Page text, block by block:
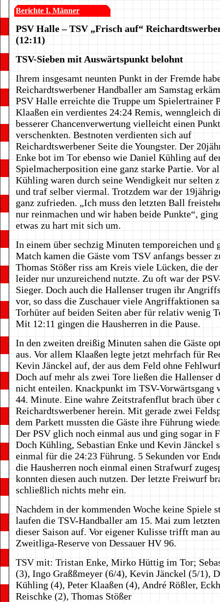
Berichte I. Männer
PSV Halle – TSV „Frisch auf“
(12:11)
TSV-Sieben mit Auswärtspunkt belohnt
Ihrem insgesamt neunten Punkt in der Fremde
Reichardtswerbener Handballer am Samstag
PSV Halle erreichte die Truppe um Spielertrainer
Klaaßen ein verdientes 24:24 Remis, wenngleich
besserer Chancenverwertung vielleicht einen Punkt
verschenkten. Bestnoten verdienten sich auf
Reichardtswerbener Seite die Youngster. Der
Enke bot im Tor ebenso wie Daniel Kühling auf
Spielmacherposition eine ganz starke Partie. Vor
Kühling waren durch seine Wendigkeit nur selten
und traf selber viermal. Trotzdem war der
ganz zufrieden. „Ich muss den letzten Ball
nur reinmachen und wir haben beide Punkte“,
etwas zu hart mit sich um.
In einem über sechzig Minuten temporeichen und
Match kamen die Gäste vom TSV anfangs besser
Thomas Stößer riss am Kreis viele Lücken, die
leider nur unzureichend nutzte. Zu oft war der
Sieger. Doch auch die Hallenser trugen ihr
vor, so dass die Zuschauer viele Angriffaktionen
Torhüter auf beiden Seiten aber für relativ wenig
Mit 12:11 gingen die Hausherren in die Pause.
In den zweiten dreißig Minuten sahen die Gäste
aus. Vor allem Klaaßen legte jetzt mehrfach für
Kevin Jänckel auf, der aus dem Feld ohne
Doch auf mehr als zwei Tore ließen die Hallenser
nicht enteilen. Knackpunkt im TSV-Vorwärtsgang
44. Minute. Eine wahre Zeitstrafenflut brach über
Reichardtswerbener herein. Mit gerade zwei
dem Parkett mussten die Gäste ihre Führung
Der PSV glich noch einmal aus und ging sogar in
Doch Kühling, Sebastian Enke und Kevin Jänckel
einmal für die 24:23 Führung. 5 Sekunden vor
die Hausherren noch einmal einen Strafwurf
konnten diesen auch nutzen. Der letzte Freiwurf
schließlich nichts mehr ein.
Nachdem in der kommenden Woche keine Spiele
laufen die TSV-Handballer am 15. Mai zum
dieser Saison auf. Vor eigener Kulisse trifft man
Zweitliga-Reserve von Dessauer HV 96.
TSV mit: Tristan Enke, Mirko Hüttig im Tor;
(3), Ingo Graßßmeyer (6/4), Kevin Jänckel (5/1),
Kühling (4), Peter Klaaßen (4), André Rößler,
Reischke (2), Thomas Stößer